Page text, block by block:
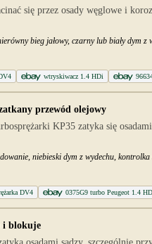
się przez osady węglowe i
bieg jałowy, czarny lub biały dym
wtryskiwacz 1.4 HDi
przewód olejowy
KP35 zatyka się
niebieski dym z wydechu,
DV4 0375G9 turbo Peugeot 1.4
i blokuje